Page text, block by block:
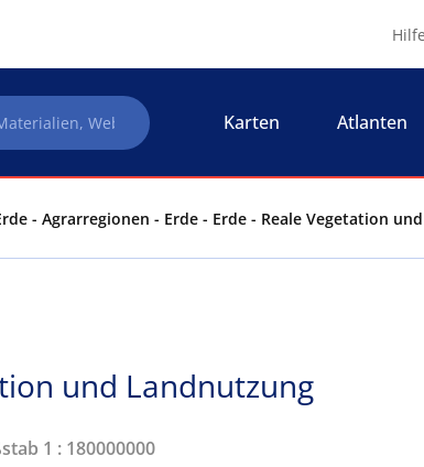
Hilfe
Karten Atlanten
- Agrarregionen - Erde - Erde - Reale Vegetation
und Landnutzung
1 : 180000000